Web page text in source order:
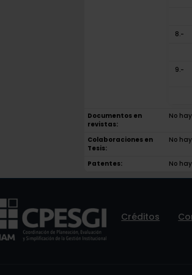
8.-
9.-
Documentos en
revistas:
No
Colaboraciones en
Tesis:
No
Patentes: No
Créditos